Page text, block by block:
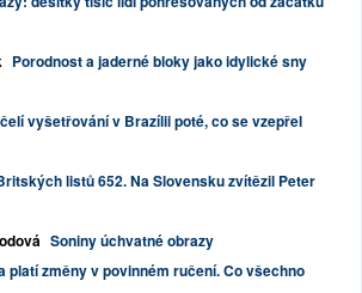
Porodnost a jaderné bloky jako idylické sny
vyšetřování v Brazílii poté, co se vzepřel
listů 652. Na Slovensku zvítězil Peter
Soniny úchvatné obrazy
platí změny v povinném ručení. Co všechno